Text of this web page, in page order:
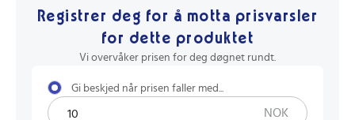
Registrer deg for å motta prisvarsler
for dette produktet
Vi overvåker prisen for deg døgnet rundt.
Gi beskjed når prisen faller med...
NOK